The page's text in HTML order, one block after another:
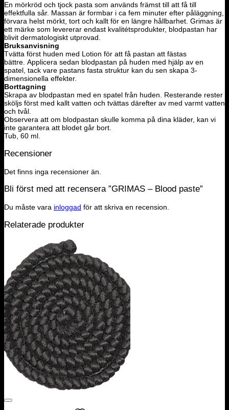
En mörkröd och tjock pasta som används främst till att få till
effektfulla sår. Massan är formbar i ca fem minuter efter påläggning,
förvara helst mörkt, tort och kallt för en längre hållbarhet. Grimas är
ett märke som levererar endast kvalitétsprodukter, blodpastan har
blivit dermatologiskt utprovad.
Bruksanvisning
Tvätta först huden med Lotion för att få pastan att fästas
bättre. Applicera sedan blodpastan på huden med hjälp av en
spatel, tack vare pastans fasta struktur kan du sen skapa 3-
dimensionella effekter.
Borttagning
Skrapa av blodpastan med en spatel från huden. Resterande rester
sköljs först med kallt vatten och tvättas därefter av med varmt vatten
och tvål.
Observera att om blodpastan skulle komma på dina kläder, kan vi
inte garantera att blodet går bort.
Tub, 60 ml.
Recensioner
Det finns inga recensioner än.
Bli först med att recensera ”GRIMAS – Blood paste”
Du måste vara inloggad för att skriva en recension.
Relaterade produkter